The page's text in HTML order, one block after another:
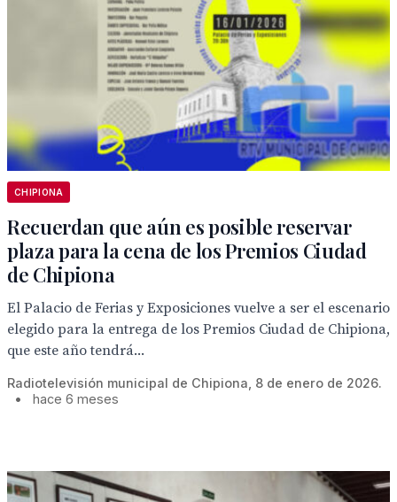
CHIPIONA
Recuerdan que aún es posible reservar
plaza para la cena de los Premios Ciudad
de Chipiona
El Palacio de Ferias y Exposiciones vuelve a ser el escenario
elegido para la entrega de los Premios Ciudad de Chipiona,
que este año tendrá...
Radiotelevisión municipal de Chipiona, 8 de enero de 2026.
•
hace 6 meses